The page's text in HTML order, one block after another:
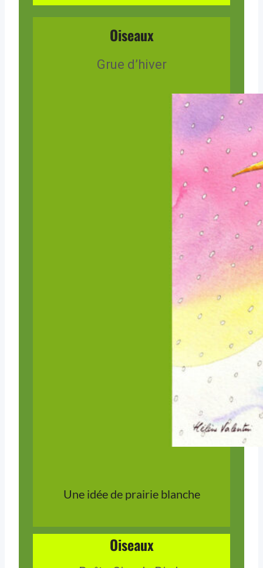
Oiseaux
Grue d’hiver
Une idée de prairie blanche
Oiseaux